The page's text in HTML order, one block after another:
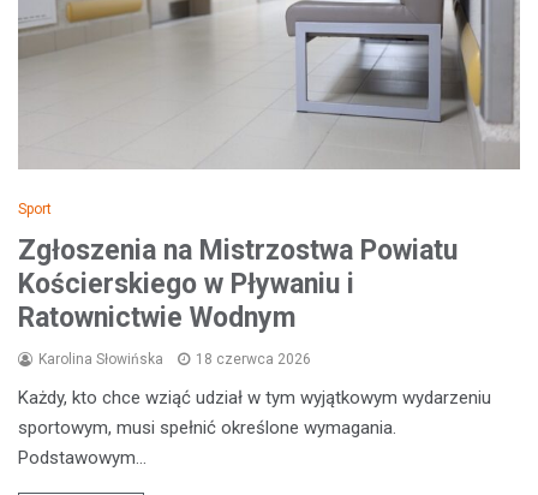
Sport
Zgłoszenia na Mistrzostwa Powiatu
Kościerskiego w Pływaniu i
Ratownictwie Wodnym
Karolina Słowińska 18 czerwca 2026
Każdy, kto chce wziąć udział w tym wyjątkowym wydarzeniu
sportowym, musi spełnić określone wymagania.
Podstawowym…